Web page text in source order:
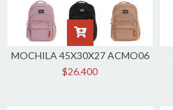
MOCHILA 45X30X27 ACMO06
$26.400